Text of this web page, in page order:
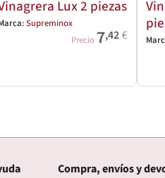
Lux 2 piezas
Supreminox
Precio 7,42€
Compra, envíos y